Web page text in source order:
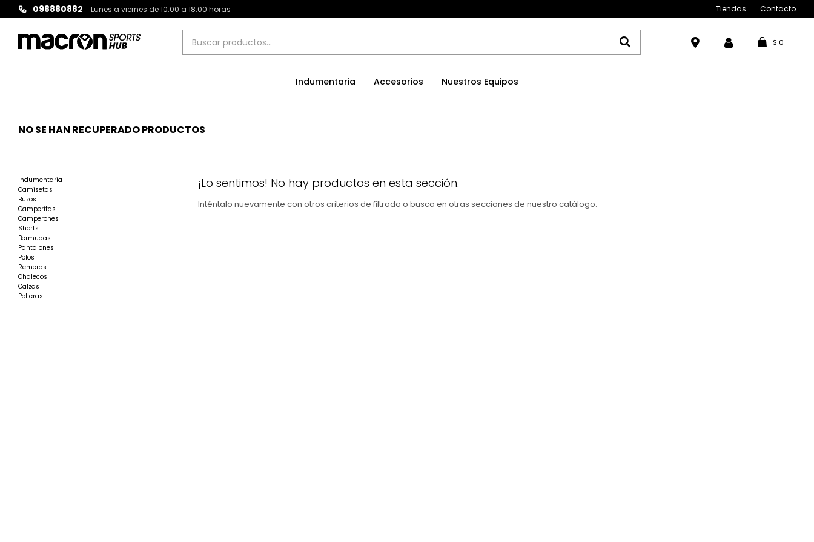
Indumentaria Accesorios Nuestros Equipos
$ 0
098880882 Lunes a viernes de 10:00 a 18:00 horas Tiendas Contacto
NO SE HAN RECUPERADO PRODUCTOS
¡Lo sentimos! No hay productos en esta sección.
Inténtalo nuevamente con otros criterios de filtrado o busca en otras secciones de nuestro catálogo.
Indumentaria
Camisetas
Buzos
Camperitas
Camperones
Shorts
Bermudas
Pantalones
Polos
Remeras
Chalecos
Calzas
Polleras